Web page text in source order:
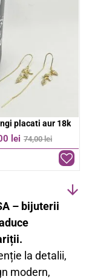
-7%
placati aur 18k
lei 74,00 lei
– bijuterii
la detalii,
modern,